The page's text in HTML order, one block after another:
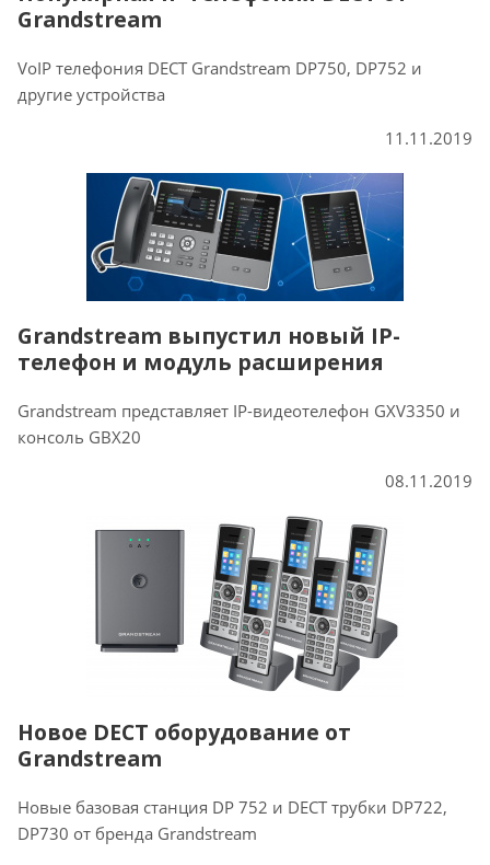
Grandstream
VoIP телефония DECT Grandstream DP750, DP752 и
другие устройства
11.11.2019
Grandstream выпустил новый IP-
телефон и модуль расширения
Grandstream представляет IP-видеотелефон GXV3350 и
консоль GBX20
08.11.2019
Новое DECT оборудование от
Grandstream
Новые базовая станция DP 752 и DECT трубки DP722,
DP730 от бренда Grandstream